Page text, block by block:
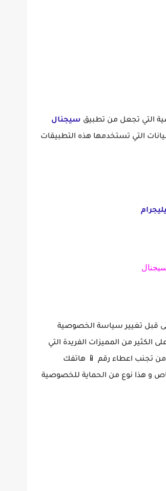
التي تجعل من تطبيق سيجنال
التي تستخدمها هذه التطبيقات
قبل تغيير سياسة الخصوصية
من المميزات الفريدة التي
من تجنب اعطاء رقم 📱 هاتفك
و هذا نوع من الحماية للخصوصية